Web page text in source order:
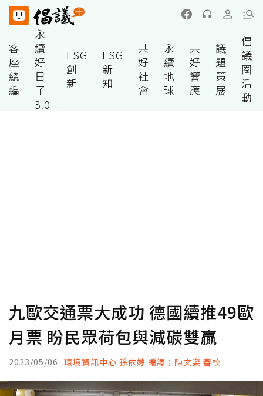
客
座
總
編
永
續
好
日
子
3.0
ESG
創
新
ESG
新
知
共
好
社
會
永
續
地
球
共
好
響
應
議
題
策
展
倡
議
圈
活
動
九歐交通票大成功 德國續推49歐
月票 盼民眾荷包與減碳雙贏
2023/05/06 環境資訊中心 孫依婷 編譯；陳文姿 審校